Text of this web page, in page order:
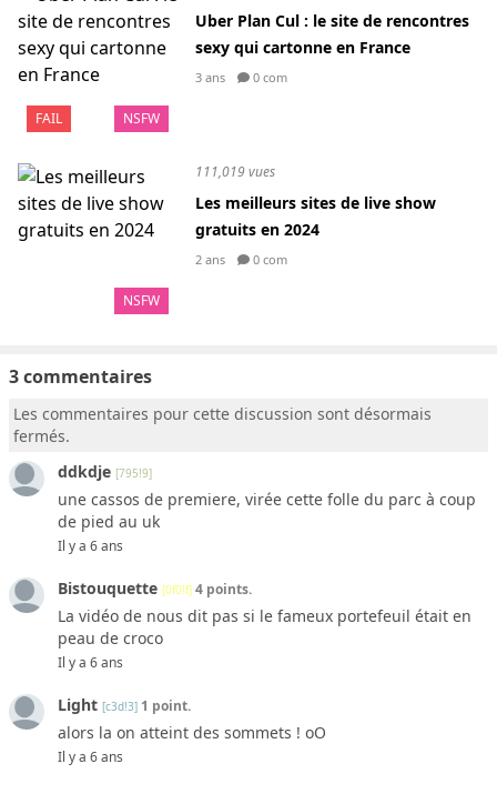
FAIL NSFW
Uber Plan Cul : le site de rencontres
sexy qui cartonne en France
3 ans 0 com
NSFW
111,019 vues
Les meilleurs sites de live show
gratuits en 2024
2 ans 0 com
3 commentaires
Les commentaires pour cette discussion sont désormais
fermés.
ddkdje [795!9]
une cassos de premiere, virée cette folle du parc à coup
de pied au uk
Il y a 6 ans
Bistouquette [0f0!f] 4 points.
La vidéo de nous dit pas si le fameux portefeuil était en
peau de croco
Il y a 6 ans
Light [c3d!3] 1 point.
alors la on atteint des sommets ! oO
Il y a 6 ans